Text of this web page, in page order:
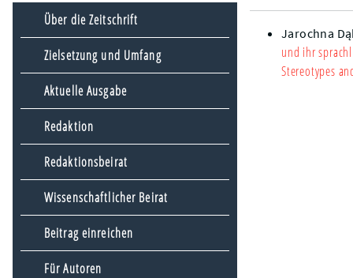
Über die Zeitschrift
Zielsetzung und Umfang
Aktuelle Ausgabe
Redaktion
Redaktionsbeirat
Wissenschaftlicher Beirat
Beitrag einreichen
Für Autoren
Jarochna
und ihr
Stereotypes